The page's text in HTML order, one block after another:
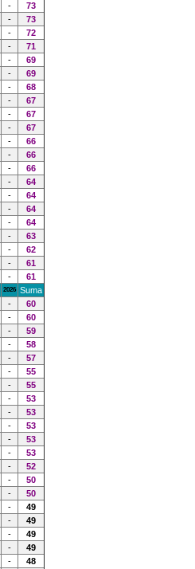
-
73
-
73
-
72
-
71
-
69
-
69
-
68
-
67
-
67
-
67
-
66
-
66
-
66
-
64
-
64
-
64
-
64
-
63
-
62
-
61
-
61
2026
Suma
-
60
-
60
-
59
-
58
-
57
-
55
-
55
-
53
-
53
-
53
-
53
-
53
-
52
-
50
-
50
-
49
-
49
-
49
-
49
-
48